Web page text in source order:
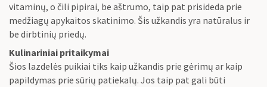
vitaminų, o čili pipirai, be aštrumo, taip pat prisideda prie
medžiagų apykaitos skatinimo. Šis užkandis yra natūralus ir
be dirbtinių priedų.
Kulinariniai pritaikymai
Šios lazdelės puikiai tiks kaip užkandis prie gėrimų ar kaip
papildymas prie sūrių patiekalų. Jos taip pat gali būti